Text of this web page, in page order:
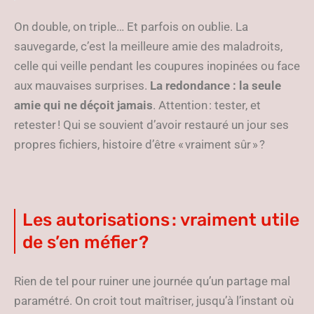
On double, on triple… Et parfois on oublie. La
sauvegarde, c’est la meilleure amie des maladroits,
celle qui veille pendant les coupures inopinées ou face
aux mauvaises surprises. La redondance : la seule
amie qui ne déçoit jamais. Attention : tester, et
retester ! Qui se souvient d’avoir restauré un jour ses
propres fichiers, histoire d’être « vraiment sûr » ?
Les autorisations : vraiment utile
de s’en méfier ?
Rien de tel pour ruiner une journée qu’un partage mal
paramétré. On croit tout maîtriser, jusqu’à l’instant où